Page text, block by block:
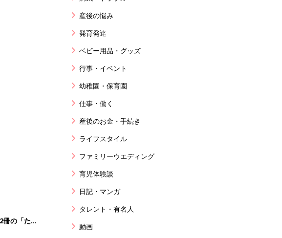
書
産後の悩み
発育発達
ベビー用品・グッズ
行事・イベント
幼稚園・保育園
仕事・働く
産後のお金・手続き
ライフスタイル
ファミリーウエディング
育児体験談
日記・マンガ
タレント・有名人
動画